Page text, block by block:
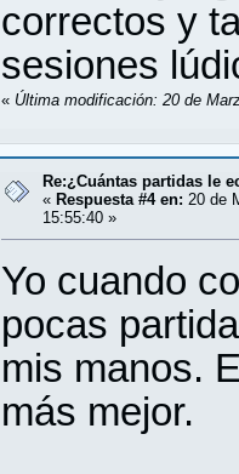
correctos y
sesiones
« Última modificación: 20 de
Re:¿Cuántas partidas le
« Respuesta #4 en: 20 de
15:55:40 »
Yo cuando
pocas
mis manos.
más mejor.